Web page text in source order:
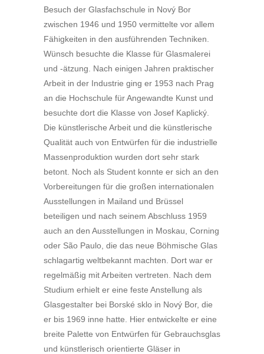
Besuch der Glasfachschule in Nový Bor
zwischen 1946 und 1950 vermittelte vor allem
Fähigkeiten in den ausführenden Techniken.
Wünsch besuchte die Klasse für Glasmalerei
und -ätzung. Nach einigen Jahren praktischer
Arbeit in der Industrie ging er 1953 nach Prag
an die Hochschule für Angewandte Kunst und
besuchte dort die Klasse von Josef Kaplický.
Die künstlerische Arbeit und die künstlerische
Qualität auch von Entwürfen für die industrielle
Massenproduktion wurden dort sehr stark
betont. Noch als Student konnte er sich an den
Vorbereitungen für die großen internationalen
Ausstellungen in Mailand und Brüssel
beteiligen und nach seinem Abschluss 1959
auch an den Ausstellungen in Moskau, Corning
oder São Paulo, die das neue Böhmische Glas
schlagartig weltbekannt machten. Dort war er
regelmäßig mit Arbeiten vertreten. Nach dem
Studium erhielt er eine feste Anstellung als
Glasgestalter bei Borské sklo in Nový Bor, die
er bis 1969 inne hatte. Hier entwickelte er eine
breite Palette von Entwürfen für Gebrauchsglas
und künstlerisch orientierte Gläser in